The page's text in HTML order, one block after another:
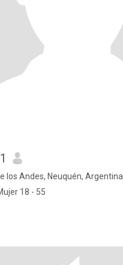
los Andes, Neuquén, Argentina
18 - 55